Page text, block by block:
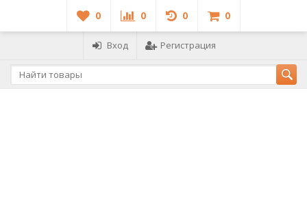
0 0 0 0
Вход Регистрация